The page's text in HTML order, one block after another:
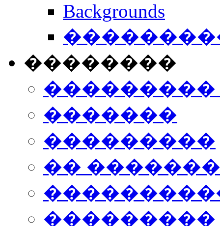
Backgrounds
��������
���������
�������
���������
��
���������